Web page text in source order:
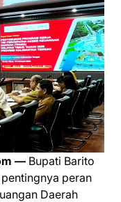
— Bupati Barito
peran
Daerah